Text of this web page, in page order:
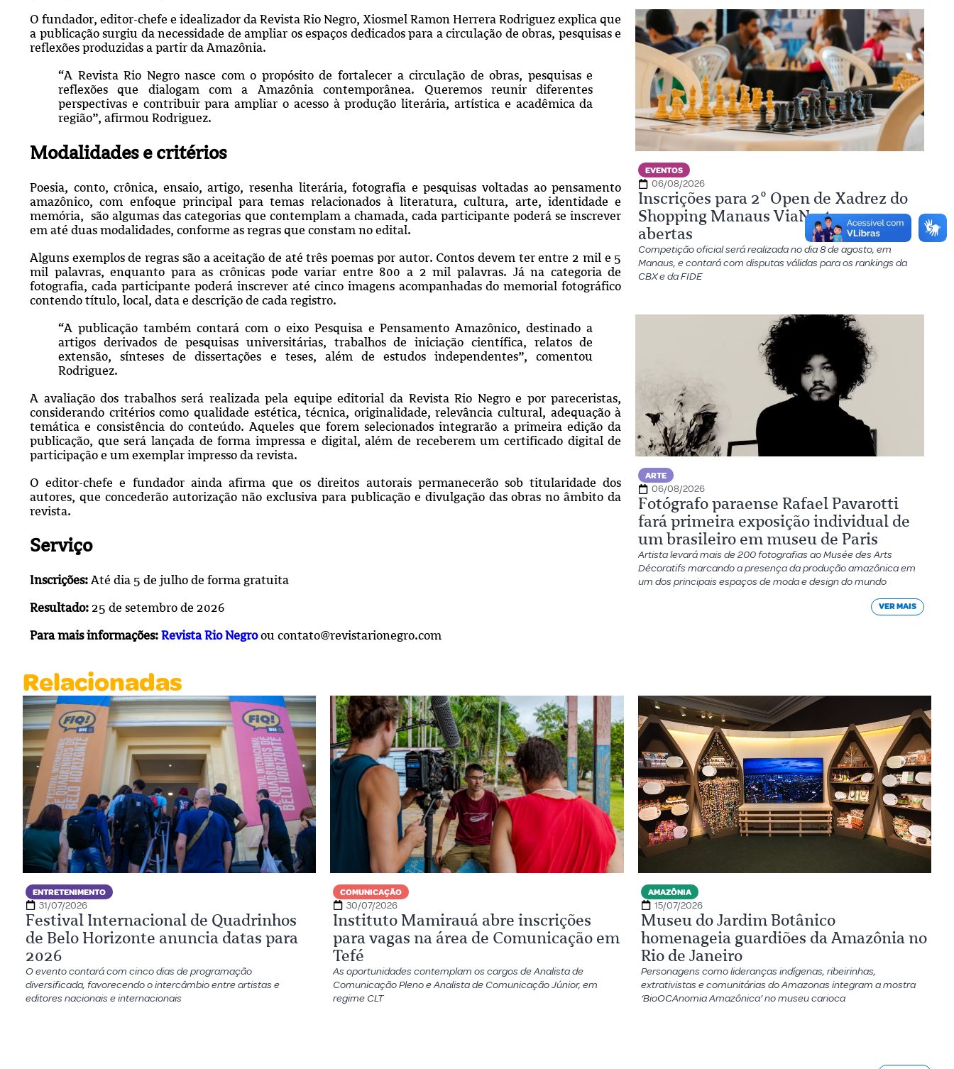
O fundador, editor-chefe e idealizador da Revista Rio Negro, Xiosmel Ramon Herrera Rodriguez explica que
a publicação surgiu da necessidade de ampliar os espaços dedicados para a circulação de obras, pesquisas e
reflexões produzidas a partir da Amazônia.
“A Revista Rio Negro nasce com o propósito de fortalecer a circulação de obras, pesquisas e
reflexões que dialogam com a Amazônia contemporânea. Queremos reunir diferentes
perspectivas e contribuir para ampliar o acesso à produção literária, artística e acadêmica da
região”, afirmou Rodriguez.
Modalidades e critérios
Poesia, conto, crônica, ensaio, artigo, resenha literária, fotografia e pesquisas voltadas ao pensamento
amazônico, com enfoque principal para temas relacionados à literatura, cultura, arte, identidade e
memória, são algumas das categorias que contemplam a chamada, cada participante poderá se inscrever
em até duas modalidades, conforme as regras que constam no edital.
Alguns exemplos de regras são a aceitação de até três poemas por autor. Contos devem ter entre 2 mil e 5
mil palavras, enquanto para as crônicas pode variar entre 800 a 2 mil palavras. Já na categoria de
fotografia, cada participante poderá inscrever até cinco imagens acompanhadas do memorial fotográfico
contendo título, local, data e descrição de cada registro.
“A publicação também contará com o eixo Pesquisa e Pensamento Amazônico, destinado a
artigos derivados de pesquisas universitárias, trabalhos de iniciação científica, relatos de
extensão, sínteses de dissertações e teses, além de estudos independentes”, comentou
Rodriguez.
A avaliação dos trabalhos será realizada pela equipe editorial da Revista Rio Negro e por pareceristas,
considerando critérios como qualidade estética, técnica, originalidade, relevância cultural, adequação à
temática e consistência do conteúdo. Aqueles que forem selecionados integrarão a primeira edição da
publicação, que será lançada de forma impressa e digital, além de receberem um certificado digital de
participação e um exemplar impresso da revista.
O editor-chefe e fundador ainda afirma que os direitos autorais permanecerão sob titularidade dos
autores, que concederão autorização não exclusiva para publicação e divulgação das obras no âmbito da
revista.
Serviço
Inscrições: Até dia 5 de julho de forma gratuita
Resultado: 25 de setembro de 2026
Para mais informações: Revista Rio Negro ou contato@revistarionegro.com
EVENTOS
06/08/2026
Inscrições para 2º Open de Xadrez do
Shopping Manaus ViaNorte seguem
abertas
Competição oficial será realizada no dia 8 de agosto, em
Manaus, e contará com disputas válidas para os rankings da
CBX e da FIDE
ARTE
06/08/2026
Fotógrafo paraense Rafael Pavarotti
fará primeira exposição individual de
um brasileiro em museu de Paris
Artista levará mais de 200 fotografias ao Musée des Arts
Décoratifs marcando a presença da produção amazônica em
um dos principais espaços de moda e design do mundo
VER MAIS
Relacionadas
ENTRETENIMENTO
31/07/2026
Festival Internacional de Quadrinhos
de Belo Horizonte anuncia datas para
2026
O evento contará com cinco dias de programação
diversificada, favorecendo o intercâmbio entre artistas e
editores nacionais e internacionais
COMUNICAÇÃO
30/07/2026
Instituto Mamirauá abre inscrições
para vagas na área de Comunicação em
Tefé
As oportunidades contemplam os cargos de Analista de
Comunicação Pleno e Analista de Comunicação Júnior, em
regime CLT
AMAZÔNIA
15/07/2026
Museu do Jardim Botânico
homenageia guardiões da Amazônia no
Rio de Janeiro
Personagens como lideranças indígenas, ribeirinhas,
extrativistas e comunitárias do Amazonas integram a mostra
‘BioOCAnomia Amazônica’ no museu carioca